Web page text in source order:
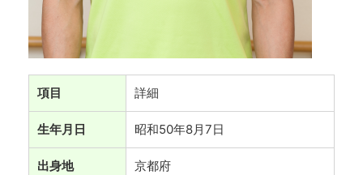
項目 詳細
生年月日 昭和50年8月7日
出身地 京都府